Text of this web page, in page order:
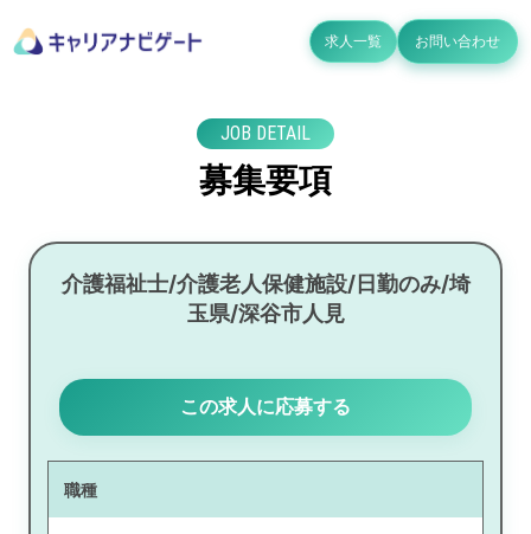
求人一覧 お問い合わせ
JOB DETAIL
募集要項
介護福祉士/介護老人保健施設/日勤のみ/埼
玉県/深谷市人見
この求人に応募する
職種